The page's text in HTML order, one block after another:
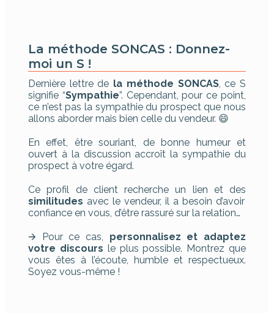
La méthode SONCAS : Donnez-
moi un S !
Dernière lettre de la méthode SONCAS, ce S
signifie “Sympathie”. Cependant, pour ce point,
ce n’est pas la sympathie du prospect que nous
allons aborder mais bien celle du vendeur. 😄
En effet, être souriant, de bonne humeur et
ouvert à la discussion accroît la sympathie du
prospect à votre égard.
Ce profil de client recherche un lien et des
similitudes avec le vendeur, il a besoin d’avoir
confiance en vous, d’être rassuré sur la relation…
🡪 Pour ce cas, personnalisez et adaptez
votre discours le plus possible. Montrez que
vous êtes à l’écoute, humble et respectueux.
Soyez vous-même !